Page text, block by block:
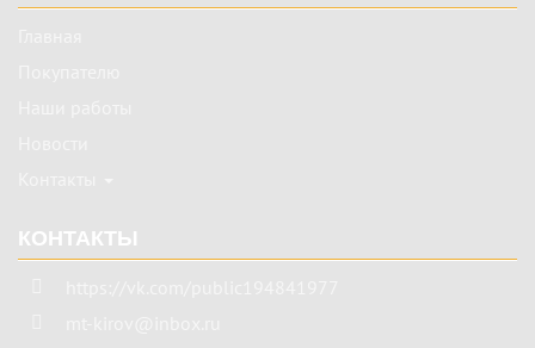
КОНТАКТЫ